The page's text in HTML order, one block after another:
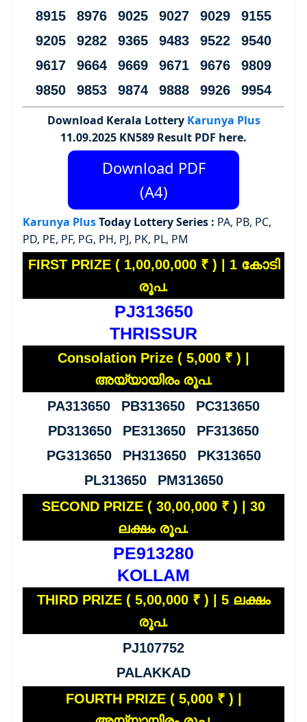
8915 8976 9025 9027 9029 9155
9205 9282 9365 9483 9522 9540
9617 9664 9669 9671 9676 9809
9850 9853 9874 9888 9926 9954
Download Kerala Lottery Karunya Plus
11.09.2025 KN589 Result PDF here.
Download PDF
(A4)
Karunya PlusToday Lottery Series : PA, PB, PC,
PD, PE, PF, PG, PH, PJ, PK, PL, PM
FIRST PRIZE ( 1,00,00,000 ₹ ) | 1 കോടി
രൂപ.
PJ313650
THRISSUR
Consolation Prize ( 5,000 ₹ ) |
അയ്യായിരം രൂപ.
PA313650 PB313650 PC313650
PD313650 PE313650 PF313650
PG313650 PH313650 PK313650
PL313650 PM313650
SECOND PRIZE ( 30,00,000 ₹ ) | 30
ലക്ഷം രൂപ.
PE913280
KOLLAM
THIRD PRIZE ( 5,00,000 ₹ ) | 5 ലക്ഷം
രൂപ.
PJ107752
PALAKKAD
FOURTH PRIZE ( 5,000 ₹ ) |